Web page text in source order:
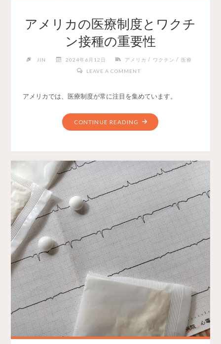
アメリカの医療制度とワクチ
ン接種の重要性
JIN 2024年6月12日 アメリカ / ワクチン / 医療
LEAVE A COMMENT
アメリカでは、医療制度が常に注目を集めています。
CONTINUE READING